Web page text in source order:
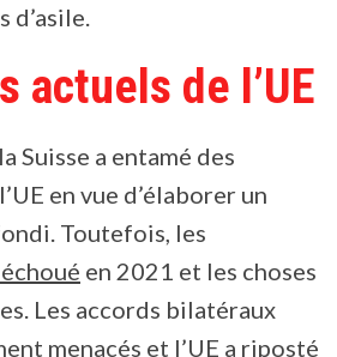
d’asile.
actuels de l’UE
Suisse a entamé des
en vue d’élaborer un
Toutefois, les
en 2021 et les choses
Les accords bilatéraux
menacés et l’UE a riposté